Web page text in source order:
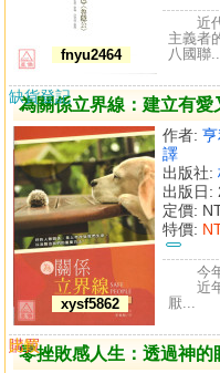
fnyu2464
近
主義者
八國聯...
為關係立界線：建立有愛
xysf5862
作者:
譯
出版社:
出版日:
定價:
特價:
缺貨登記
今
近年
厭...
零挫敗感人生：透過神
購買
比較